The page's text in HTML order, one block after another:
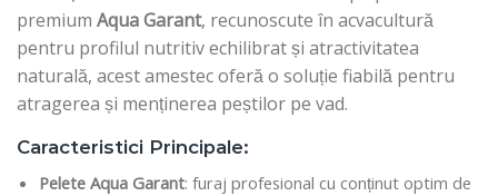
premium Aqua Garant, recunoscute în acvacultură
pentru profilul nutritiv echilibrat și atractivitatea
naturală, acest amestec oferă o soluție fiabilă pentru
atragerea și menținerea peștilor pe vad.
Caracteristici Principale:
Pelete Aqua Garant: furaj profesional cu conținut optim de